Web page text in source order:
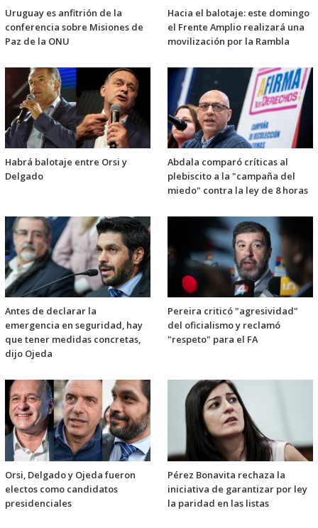
Uruguay es anfitrión de la
conferencia sobre Misiones de
Paz de la ONU
Hacia el balotaje: este domingo
el Frente Amplio realizará una
movilización por la Rambla
Habrá balotaje entre Orsi y
Delgado
Abdala comparó críticas al
plebiscito a la "campaña del
miedo" contra la ley de 8 horas
Antes de declarar la
emergencia en seguridad, hay
que tener medidas concretas,
dijo Ojeda
Pereira criticó "agresividad"
del oficialismo y reclamó
"respeto" para el FA
Orsi, Delgado y Ojeda fueron
electos como candidatos
presidenciales
Pérez Bonavita rechaza la
iniciativa de garantizar por ley
la paridad en las listas